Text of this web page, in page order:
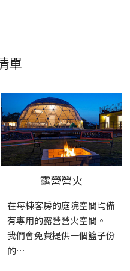
單
露營營火
在每棟客房的庭院空間均備
有專用的露營營火空間。
我們會免費提供一個籃子份
的…